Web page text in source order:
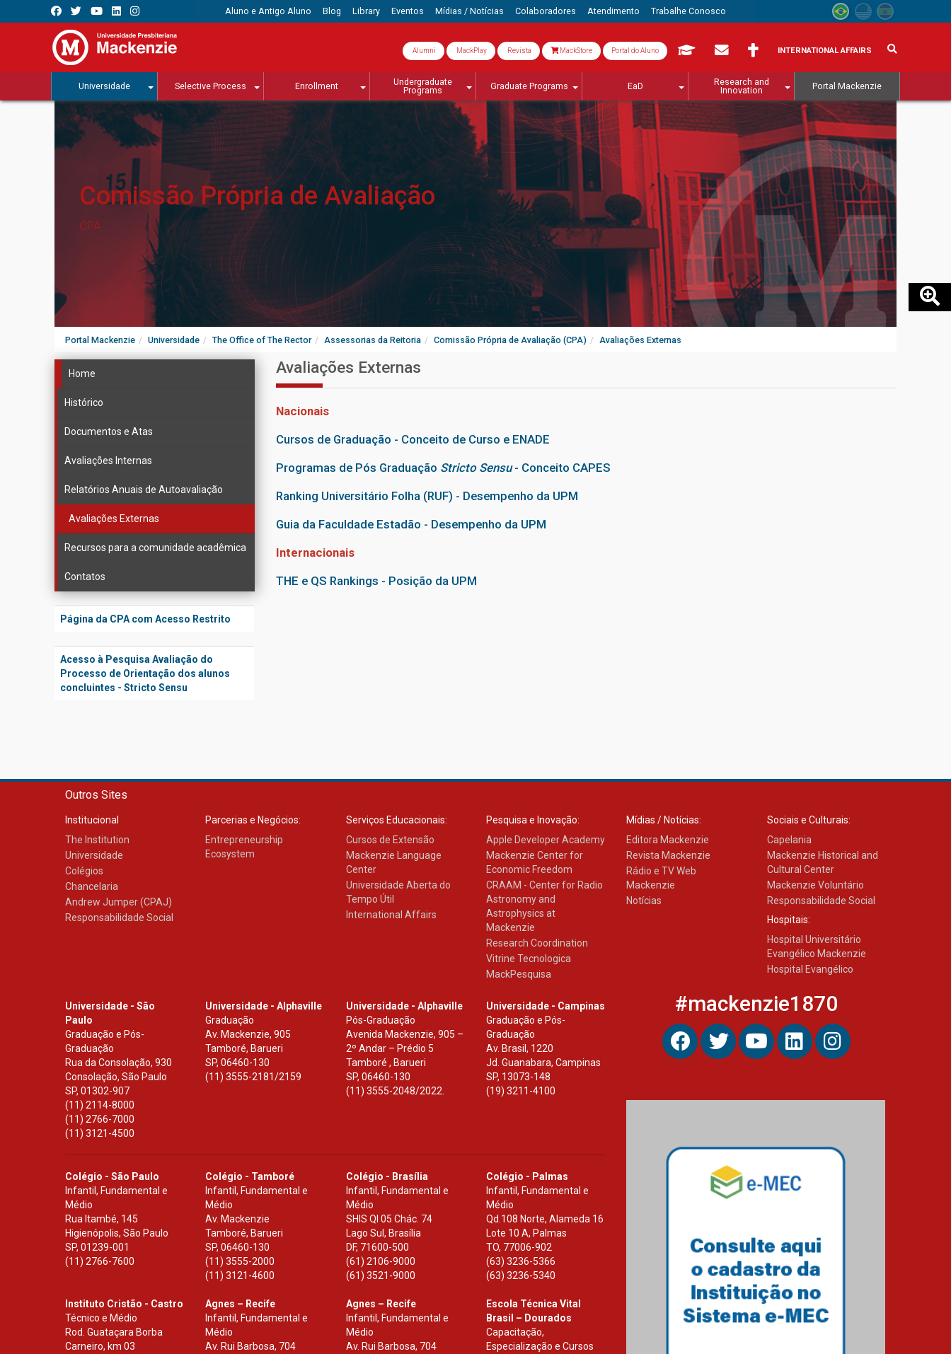
Aluno e Antigo Aluno Blog Library Eventos Mídias / Notícias Colaboradores Atendimento Trabalhe Conosco
Alumni MackPlay Revista MackStore Portal do Aluno INTERNATIONAL AFFAIRS
Universidade Selective Process Enrollment
Undergraduate
Programs
Graduate Programs EaD
Research and
Innovation
Portal Mackenzie
Comissão Própria de Avaliação
CPA
Portal Mackenzie Universidade The Office of The Rector Assessorias da Reitoria Comissão Própria de Avaliação (CPA) Avaliações Externas
Home
Histórico
Documentos e Atas
Avaliações Internas
Relatórios Anuais de Autoavaliação
Avaliações Externas
Recursos para a comunidade acadêmica
Contatos
Página da CPA com Acesso Restrito
Acesso à Pesquisa Avaliação do
Processo de Orientação dos alunos
concluintes - Stricto Sensu
Avaliações Externas
Nacionais
Cursos de Graduação - Conceito de Curso e ENADE
Programas de Pós Graduação Stricto Sensu- Conceito CAPES
Ranking Universitário Folha (RUF) - Desempenho da UPM
Guia da Faculdade Estadão - Desempenho da UPM
Internacionais
THE e QS Rankings - Posição da UPM
Outros Sites
Institucional
The Institution
Universidade
Colégios
Chancelaria
Andrew Jumper (CPAJ)
Responsabilidade Social
Parcerias e Negócios:
Entrepreneurship
Ecosystem
Serviços Educacionais:
Cursos de Extensão
Mackenzie Language
Center
Universidade Aberta do
Tempo Útil
International Affairs
Pesquisa e Inovação:
Apple Developer Academy
Mackenzie Center for
Economic Freedom
CRAAM - Center for Radio
Astronomy and
Astrophysics at
Mackenzie
Research Coordination
Vitrine Tecnologica
MackPesquisa
Mídias / Notícias:
Editora Mackenzie
Revista Mackenzie
Rádio e TV Web
Mackenzie
Notícias
Sociais e Culturais:
Capelania
Mackenzie Historical and
Cultural Center
Mackenzie Voluntário
Responsabilidade Social
Hospitais:
Hospital Universitário
Evangélico Mackenzie
Hospital Evangélico
Universidade - São
Paulo
Graduação e Pós-
Graduação
Rua da Consolação, 930
Consolação, São Paulo
SP, 01302-907
(11) 2114-8000
(11) 2766-7000
(11) 3121-4500
Universidade - Alphaville
Graduação
Av. Mackenzie, 905
Tamboré, Barueri
SP,06460-130
(11) 3555-2181/2159
Universidade - Alphaville
Pós-Graduação
Avenida Mackenzie, 905 –
2º Andar – Prédio 5
Tamboré , Barueri
SP, 06460-130
(11) 3555-2048/2022.
Universidade - Campinas
Graduação e Pós-
Graduação
Av. Brasil, 1220
Jd. Guanabara, Campinas
SP, 13073-148
(19) 3211-4100
Colégio - São Paulo
Infantil, Fundamental e
Médio
Rua Itambé, 145
Higienópolis, São Paulo
SP, 01239-001
(11) 2766-7600
Colégio - Tamboré
Infantil, Fundamental e
Médio
Av. Mackenzie
Tamboré, Barueri
SP,06460-130
(11) 3555-2000
(11) 3121-4600
Colégio - Brasília
Infantil, Fundamental e
Médio
SHIS Ql 05 Chác. 74
Lago Sul, Brasília
DF, 71600-500
(61) 2106-9000
(61) 3521-9000
Colégio - Palmas
Infantil, Fundamental e
Médio
Qd.108 Norte, Alameda 16
Lote 10 A, Palmas
TO, 77006-902
(63) 3236-5366
(63) 3236-5340
Instituto Cristão - Castro
Técnico e Médio
Rod. Guataçara Borba
Carneiro, km 03
Agnes – Recife
Infantil, Fundamental e
Médio
Av. Rui Barbosa, 704
Agnes – Recife
Infantil, Fundamental e
Médio
Av. Rui Barbosa, 704
Escola Técnica Vital
Brasil – Dourados
Capacitação,
Especialização e Cursos
#mackenzie1870